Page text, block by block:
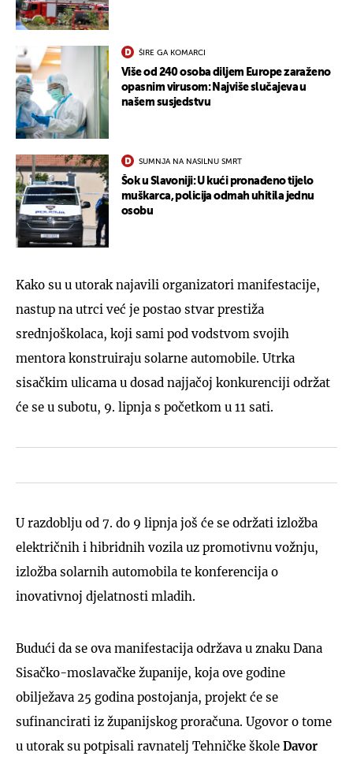
ŠIRE GA KOMARCI
Više od 240 osoba diljem Europe zaraženo
opasnim virusom: Najviše slučajeva u
našem susjedstvu
SUMNJA NA NASILNU SMRT
Šok u Slavoniji: U kući pronađeno tijelo
muškarca, policija odmah uhitila jednu
osobu
Kako su u utorak najavili organizatori manifestacije,
nastup na utrci već je postao stvar prestiža
srednjoškolaca, koji sami pod vodstvom svojih
mentora konstruiraju solarne automobile. Utrka
sisačkim ulicama u dosad najjačoj konkurenciji održat
će se u subotu, 9. lipnja s početkom u 11 sati.
U razdoblju od 7. do 9 lipnja još će se održati izložba
električnih i hibridnih vozila uz promotivnu vožnju,
izložba solarnih automobila te konferencija o
inovativnoj djelatnosti mladih.
Budući da se ova manifestacija održava u znaku Dana
Sisačko-moslavačke županije, koja ove godine
obilježava 25 godina postojanja, projekt će se
sufinancirati iz županijskog proračuna. Ugovor o tome
u utorak su potpisali ravnatelj Tehničke škole Davor